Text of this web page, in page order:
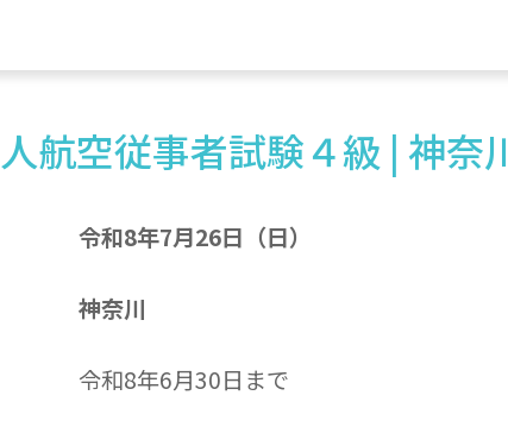
航空従事者試験４級 | 神奈
令和8年7月26日（日）
神奈川
令和8年6月30日まで